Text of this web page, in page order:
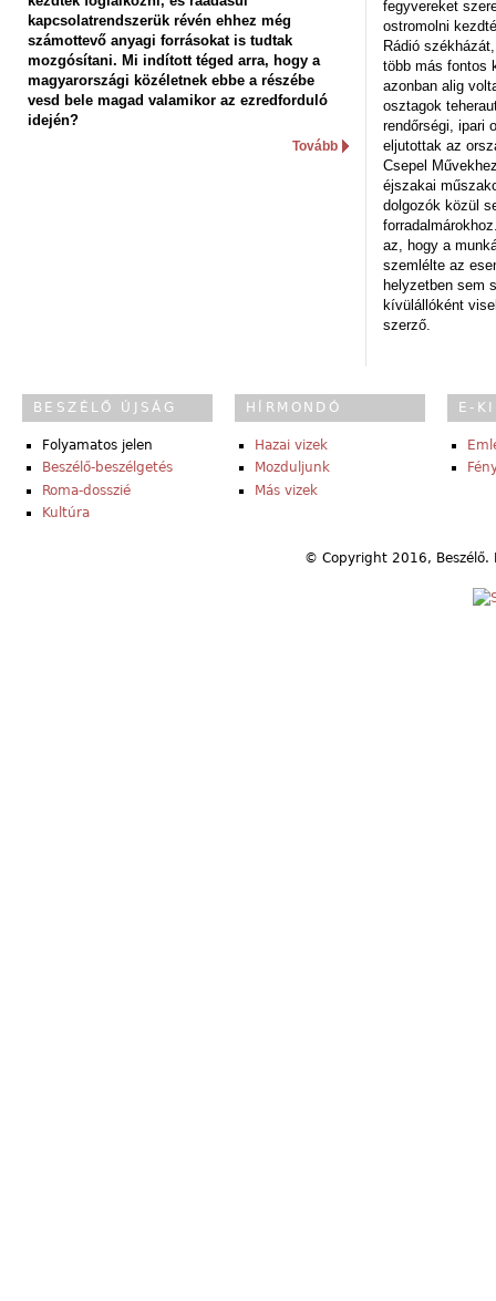
kapcsolatrendszerük révén ehhez még
számottevő anyagi forrásokat is tudtak
mozgósítani. Mi indított téged arra, hogy a
magyarországi közéletnek ebbe a részébe
vesd bele magad valamikor az ezredforduló
idején?
Tovább
fegyvereket
ostromolni
Rádió
több más fontos
azonban alig
osztagok
rendőrségi, ipari
eljutottak az
Csepel
éjszakai
dolgozók közül
az, hogy a
szemlélte az
helyzetben sem
kívülállóként
szerző.
BESZÉLŐ ÚJSÁG
Folyamatos jelen
Beszélő-beszélgetés
Roma-dosszié
Kultúra
HÍRMONDÓ
Hazai vizek
Mozduljunk
Más vizek
E-
© Copyright 2016,